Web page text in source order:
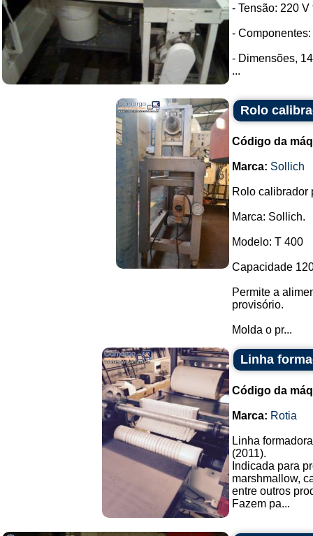
- Tensão: 220 V
-
- Dimensões,
...
Rolo
Código da
Marca: Sollich
Rolo calibrador
Marca: Sollich.
Modelo: T 400
Capacidade
Permite a
provisório.
Molda o pr...
Linha
Código da
Marca: Rotia
Linha
(2011).
Indicada para
marshmallow,
entre outros
Fazem pa...